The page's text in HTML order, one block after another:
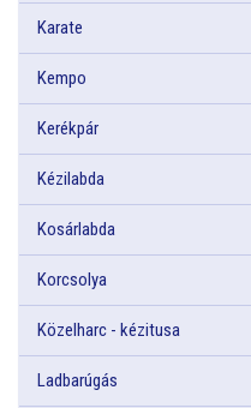
Karate
Kempo
Kerékpár
Kézilabda
Kosárlabda
Korcsolya
Közelharc - kézitusa
Ladbarúgás